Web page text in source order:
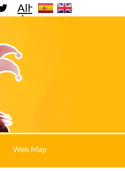
Alhama
de
Web Map